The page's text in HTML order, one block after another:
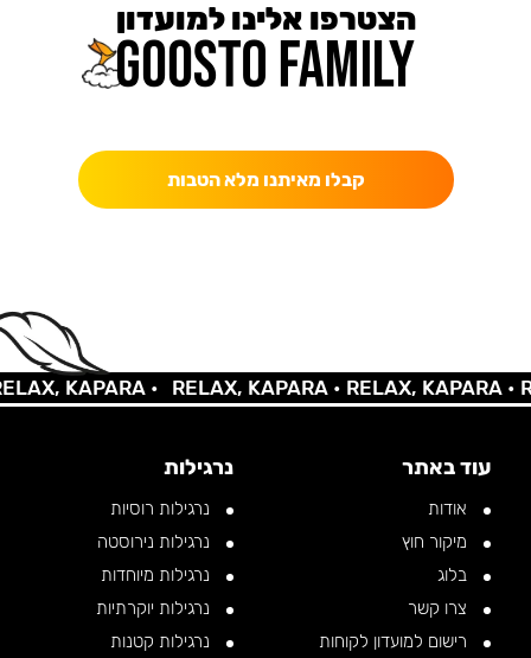
הצטרפו אלינו למועדון
קבלו מאיתנו מלא הטבות
KAPARA • RELAX, KAPARA •RELAX, KAPARA •
עוד באתר
אודות
מיקור חוץ
בלוג
צרו קשר
רישום למועדון לקוחות
נרגילות
נרגילות רוסיות
נרגילות נירוסטה
נרגילות מיוחדות
נרגילות יוקרתיות
נרגילות קטנות